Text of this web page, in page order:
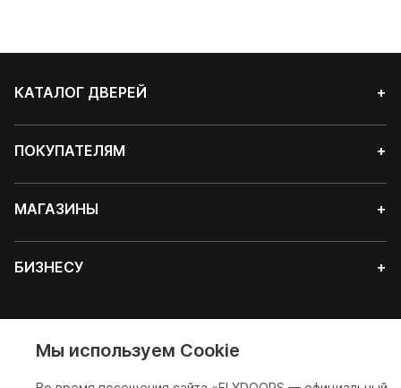
КАТАЛОГ ДВЕРЕЙ +
ПОКУПАТЕЛЯМ +
МАГАЗИНЫ +
БИЗНЕСУ +
Красноярск
Мы используем Cookie